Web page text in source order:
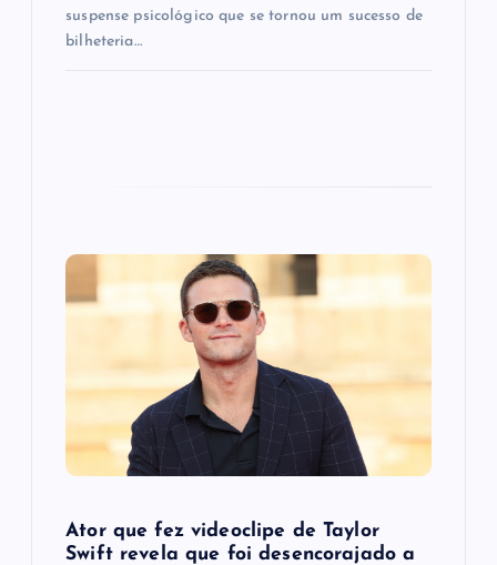
suspense psicológico que se tornou um sucesso de
bilheteria…
Ator que fez videoclipe de Taylor
Swift revela que foi desencorajado a